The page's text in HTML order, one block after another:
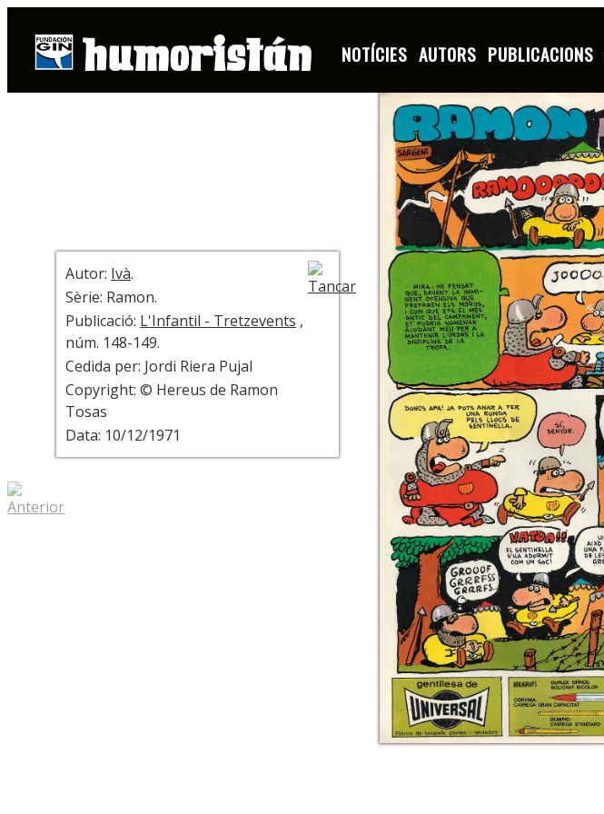
NOTÍCIES AUTORS PUBLICACIONS
+ INFO
Autor: Ivà.
Sèrie: Ramon.
Publicació: L'Infantil - Tretzevents ,
núm. 148-149.
Cedida per: Jordi Riera Pujal
Copyright: © Hereus de Ramon
Tosas
Data: 10/12/1971